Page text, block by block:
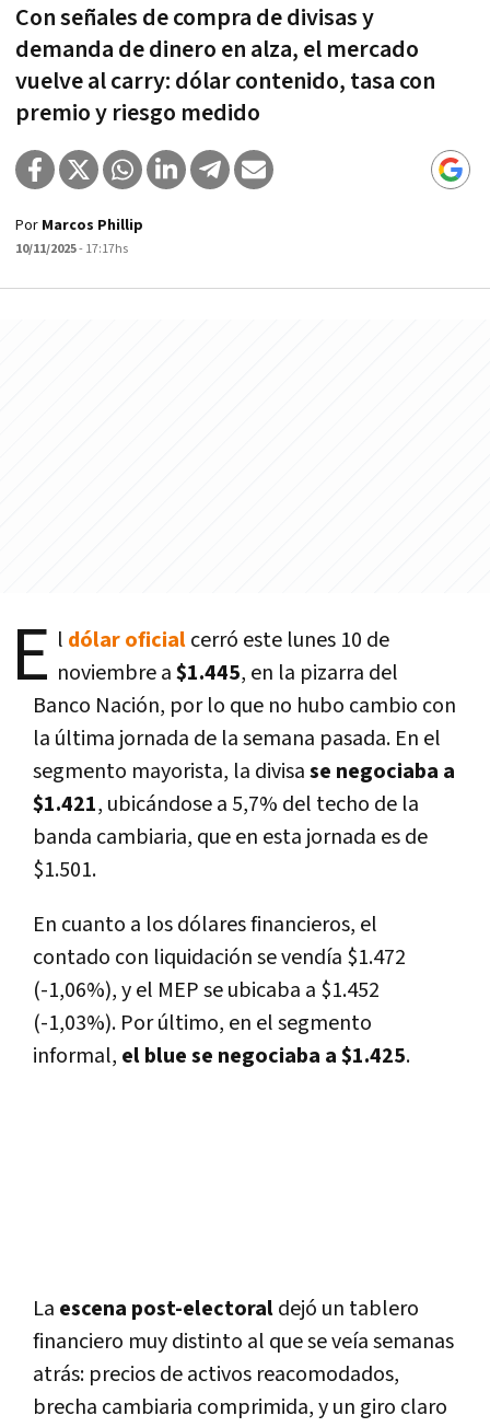
Con señales de compra de divisas y
demanda de dinero en alza, el mercado
vuelve al carry: dólar contenido, tasa con
premio y riesgo medido
Por Marcos Phillip
10/11/2025- 17:17hs
E l dólar oficialcerró este lunes 10 de
noviembre a$1.445, en la pizarra del
Banco Nación, por lo que no hubo cambio con
la última jornada de la semana pasada. En el
segmento mayorista, la divisase negociaba a
$1.421, ubicándose a 5,7% del techo de la
banda cambiaria, que en esta jornada es de
$1.501.
En cuanto a los dólares financieros, el
contado con liquidación se vendía $1.472
(-1,06%), y el MEP se ubicaba a $1.452
(-1,03%). Por último, en el segmento
informal, el blue se negociaba a $1.425.
La escena post-electoraldejó un tablero
financiero muy distinto al que se veía semanas
atrás: precios de activos reacomodados,
brecha cambiaria comprimida, y un giro claro